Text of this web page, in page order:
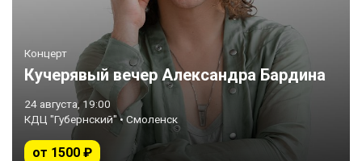
Концерт
Кучерявый вечер Александра Бардина
24 августа, 19:00
КДЦ "Губернский" • Смоленск
от 1500 ₽